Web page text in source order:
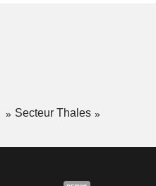
Secteur Thales